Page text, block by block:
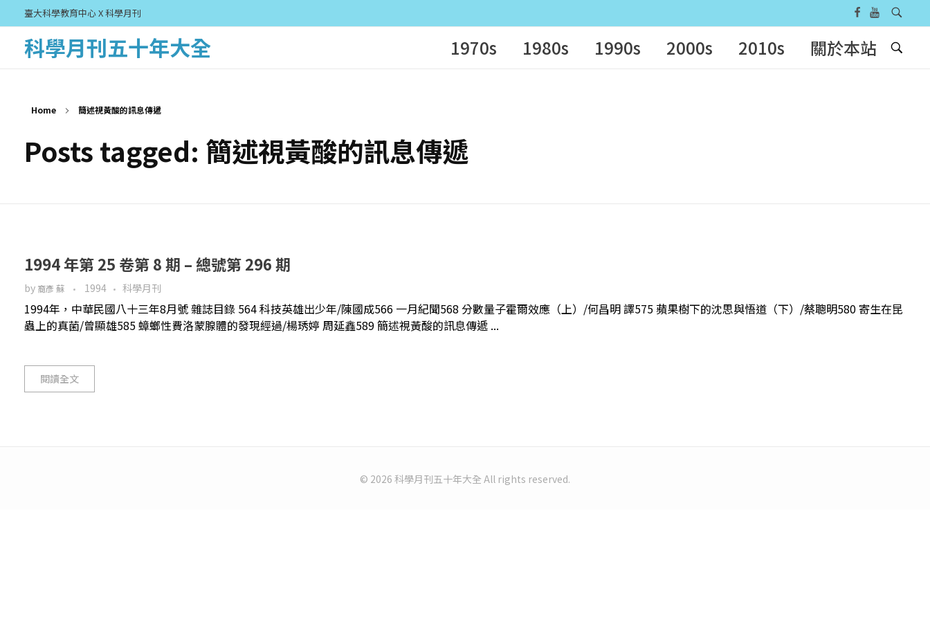
臺大科學教育中心 X 科學月刊
科學月刊五十年大全 1970s 1980s 1990s 2000s 2010s 關於本站
Home 簡述視黃酸的訊息傳遞
Posts tagged: 簡述視黃酸的訊息傳遞
1994 年第 25 卷第 8 期 – 總號第 296 期
by 裔彥 蘇 1994 科學月刊
1994年，中華民國八十三年8月號 雜誌目錄 564 科技英雄出少年/陳國成566 一月紀聞568 分數量子霍爾效應（上）/何昌明 譯575 蘋果樹下的沈思與悟道（下）/蔡聰明580 寄生在昆
蟲上的真菌/曾顯雄585 蟑螂性費洛蒙腺體的發現經過/楊琇婷 周延鑫589 簡述視黃酸的訊息傳遞 ...
閱讀全文
© 2026 科學月刊五十年大全 All rights reserved.